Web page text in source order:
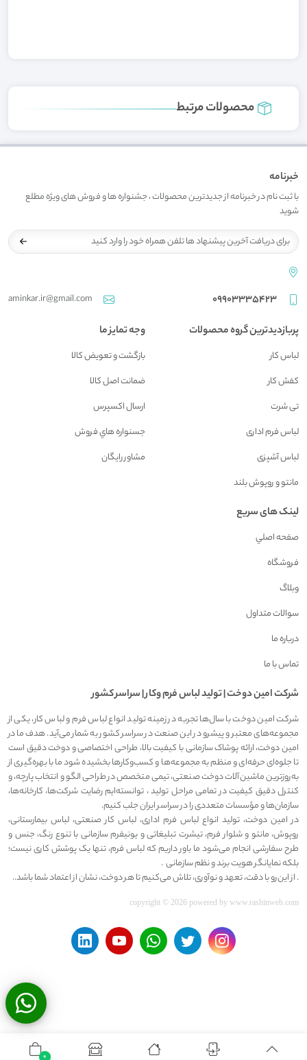
0
محصولات مرتبط
خبرنامه
با ثبت نام در خبرنامه از جدیدترین محصولات ، جشنواره ها و فروش های ویژه مطلع
شوید
09903335423
aminkar.ir@gmail.com
پربازدیدترین گروه محصولات
لباس کار
کفش کار
تی شرت
لباس فرم اداری
لباس آشپزی
مانتو و روپوش بلند
وجه تمایز ما
بازگشت و تعويض کالا
ضمانت اصل کالا
ارسال اکسپرس
جسنواره هاي فروش
مشاور رايگان
لینک های سریع
صفحه اصلي
فروشگاه
وبلاگ
سوالات متداول
درباره ما
تماس با ما
شرکت امين دوخت | توليد لباس فرم وکار | سراسر کشور
شرکت امین دوخت با سال‌ها تجربه در زمینه تولید انواع لباس فرم و لباس کار، یکی از
مجموعه‌های معتبر و پیشرو در این صنعت در سراسر کشور به شمار می‌آید. هدف ما در
امین دوخت، ارائه پوشاک سازمانی با کیفیت بالا، طراحی اختصاصی و دوخت دقیق است
تا جلوه‌ای حرفه‌ای و منظم به مجموعه‌ها و کسب‌وکارها بخشیده شود ما با بهره‌گیری از
به‌روزترین ماشین‌آلات دوخت صنعتی، تیمی متخصص در طراحی الگو و انتخاب پارچه، و
کنترل دقیق کیفیت در تمامی مراحل تولید ، توانسته‌ایم رضایت شرکت‌ها، کارخانه‌ها،
سازمان‌ها و مؤسسات متعددی را در سراسر ایران جلب کنیم.
در امین دوخت، تولید انواع لباس فرم اداری، لباس کار صنعتی، لباس بیمارستانی،
روپوش، مانتو و شلوار فرم، تیشرت تبلیغاتی و یونیفرم سازمانی با تنوع رنگ، جنس و
طرح سفارشی انجام می‌شود ما باور داریم که لباس فرم، تنها یک پوشش کاری نیست؛
بلکه نمایانگر هویت برند و نظم سازمانی .
. از این‌رو با دقت، تعهد و نوآوری، تلاش می‌کنیم تا هر دوخت، نشان از اعتماد شما باشد..
copyright © 2026 powered by www.rashinweb.com